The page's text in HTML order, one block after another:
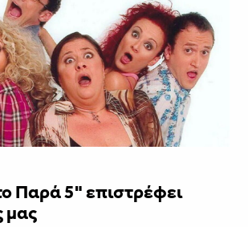
Παρά 5" επιστρέφει
μας